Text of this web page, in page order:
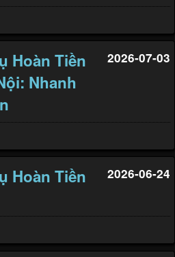
Hoàn Tiền
Nhanh
2026-07-03
Hoàn Tiền
2026-06-24